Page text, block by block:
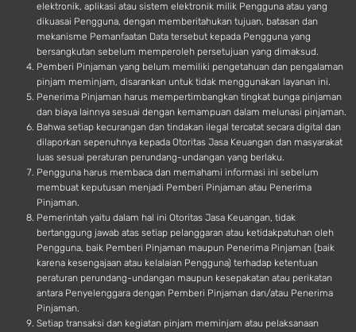
elektronik, aplikasi atau sistem elektronik milik Pengguna atau yang
dikuasai Pengguna, dengan memberitahukan tujuan, batasan dan
mekanisme Pemanfaatan Data tersebut kepada Pengguna yang
bersangkutan sebelum memperoleh persetujuan yang dimaksud.
Pemberi Pinjaman yang belum memiliki pengetahuan dan pengalaman
pinjam meminjam, disarankan untuk tidak menggunakan layanan ini.
Penerima Pinjaman harus mempertimbangkan tingkat bunga pinjaman
dan biaya lainnya sesuai dengan kemampuan dalam melunasi pinjaman.
Bahwa setiap kecurangan dan tindakan ilegal tercatat secara digital dan
dilaporkan sepenuhnya kepada Otoritas Jasa Keuangan dan masyarakat
luas sesuai peraturan perundang-undangan yang berlaku.
Pengguna harus membaca dan memahami informasi ini sebelum
membuat keputusan menjadi Pemberi Pinjaman atau Penerima
Pinjaman.
Pemerintah yaitu dalam hal ini Otoritas Jasa Keuangan, tidak
bertanggung jawab atas setiap pelanggaran atau ketidakpatuhan oleh
Pengguna, baik Pemberi Pinjaman maupun Penerima Pinjaman (baik
karena kesengajaan atau kelalaian Pengguna) terhadap ketentuan
peraturan perundang-undangan maupun kesepakatan atau perikatan
antara Penyelenggara dengan Pemberi Pinjaman dan/atau Penerima
Pinjaman.
Setiap transaksi dan kegiatan pinjam meminjam atau pelaksanaan